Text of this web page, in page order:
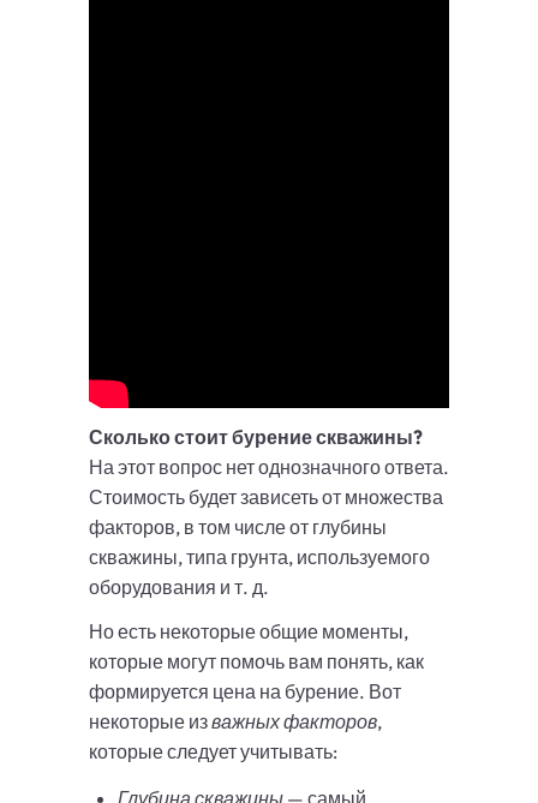
Сколько стоит бурение скважины?
На этот вопрос нет однозначного ответа.
Стоимость будет зависеть от множества
факторов, в том числе от глубины
скважины, типа грунта, используемого
оборудования и т. д.
Но есть некоторые общие моменты,
которые могут помочь вам понять, как
формируется цена на бурение. Вот
некоторые изважных факторов,
которые следует учитывать: